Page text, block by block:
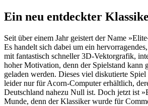
Ein neu entdeckter
Seit über einem Jahr geistert der Name
Es handelt sich dabei um ein
mit fantastisch schneller 3D-Vektorgrafik,
hoher Motivation, denn der Spielstand kann
geladen werden. Dieses viel diskutierte
leider nur für Acorn-Computer erhältlich,
Deutschland nahezu Null ist. Doch jetzt ist
Munde, denn der Klassiker wurde für